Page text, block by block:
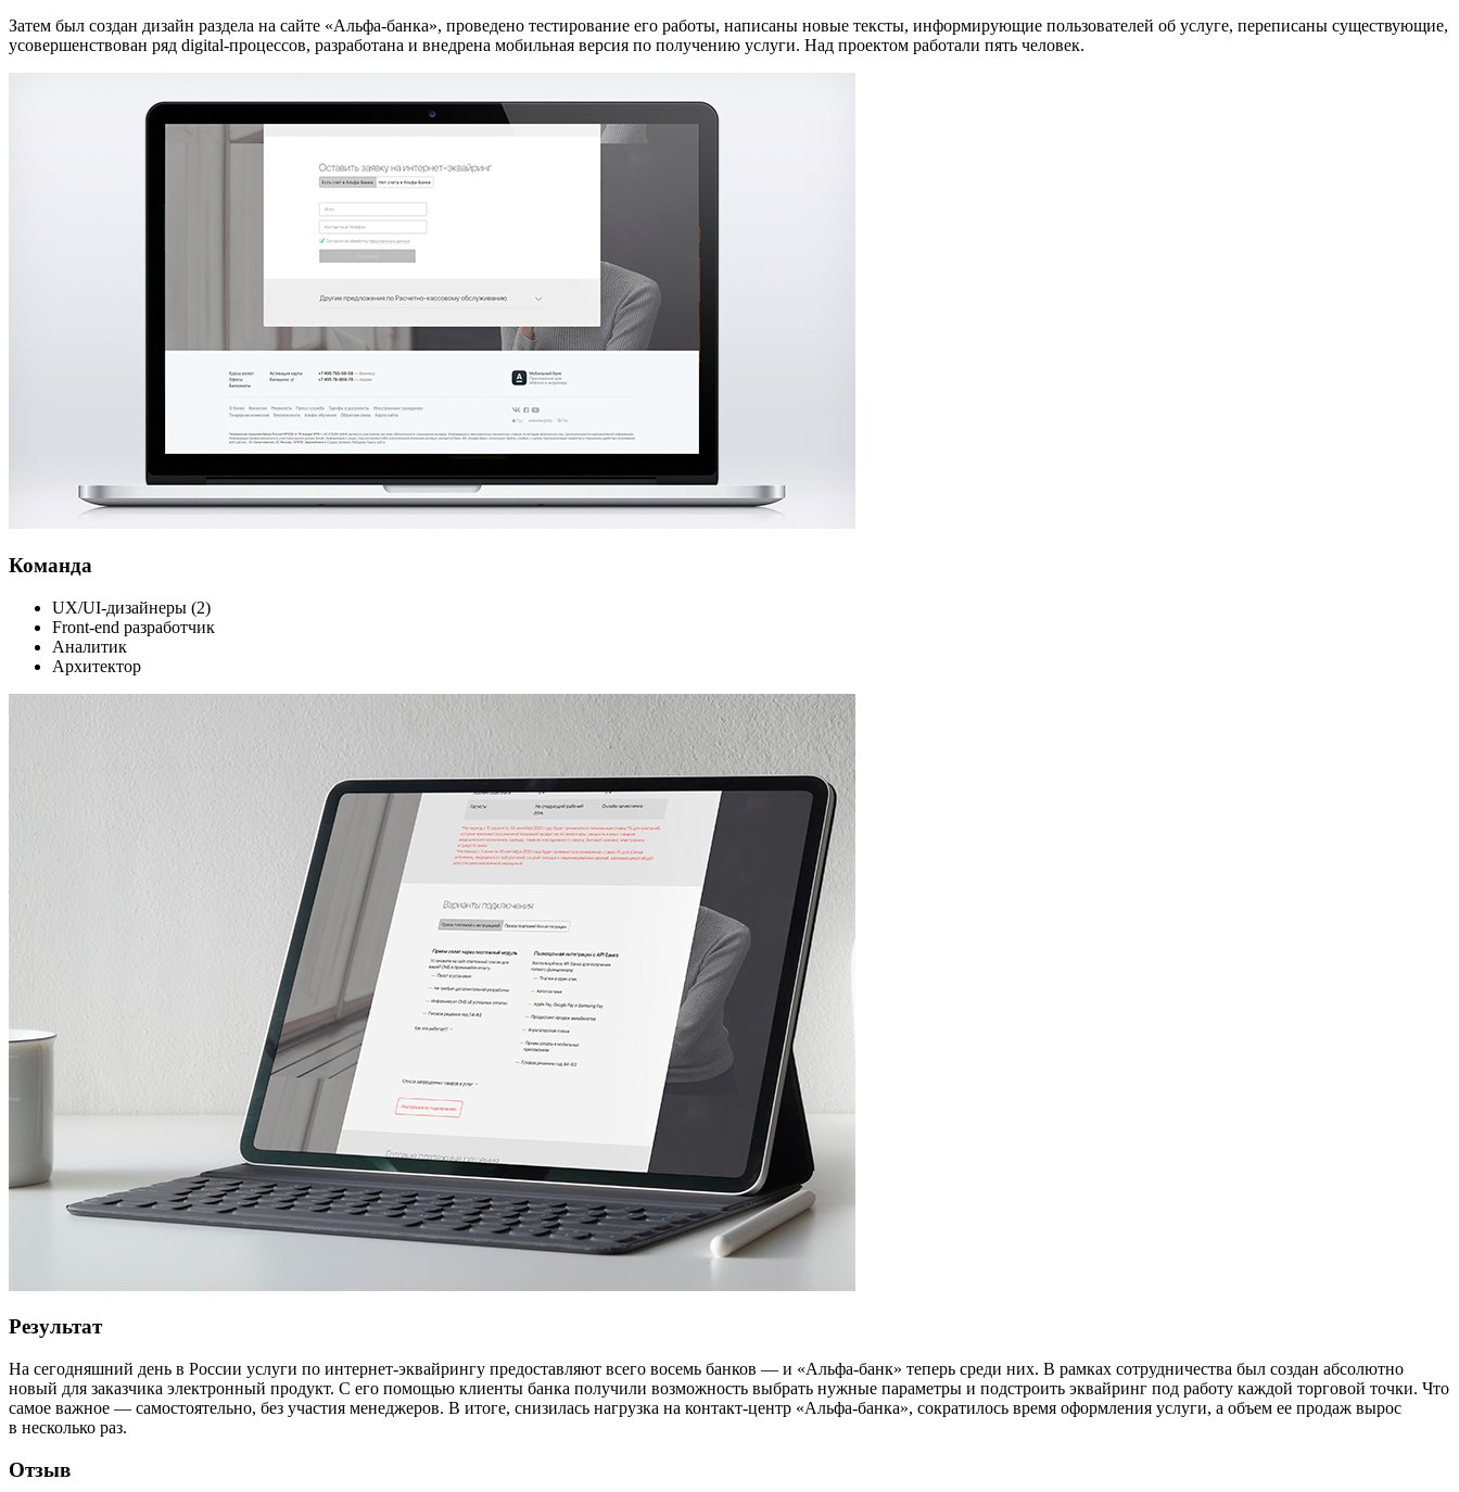
Затем был создан дизайн раздела на сайте «Альфа-банка», проведено тестирование его работы, написаны новые тексты, информирующие пользователей об услуге, переписаны существующие,
усовершенствован ряд digital-процессов, разработана и внедрена мобильная версия по получению услуги. Над проектом работали пять человек.
Команда
UX/UI-дизайнеры (2)
Front-end разработчик
Аналитик
Архитектор
Результат
На сегодняшний день в России услуги по интернет-эквайрингу предоставляют всего восемь банков — и «Альфа-банк» теперь среди них. В рамках сотрудничества был создан абсолютно
новый для заказчика электронный продукт. С его помощью клиенты банка получили возможность выбрать нужные параметры и подстроить эквайринг под работу каждой торговой точки. Что
самое важное — самостоятельно, без участия менеджеров. В итоге, снизилась нагрузка на контакт-центр «Альфа-банка», сократилось время оформления услуги, а объем ее продаж вырос
в несколько раз.
Отзыв